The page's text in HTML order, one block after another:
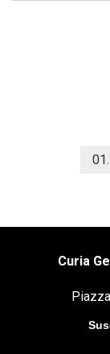
01.
Curia